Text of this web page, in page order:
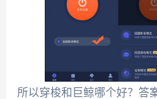
所以穿梭和巨鲸哪个好？答